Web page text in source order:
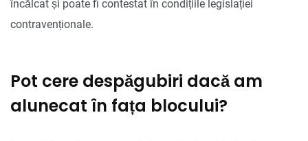
încălcat și poate fi contestat în condițiile legislației
contravenționale.
Pot cere despăgubiri dacă am
alunecat în fața blocului?